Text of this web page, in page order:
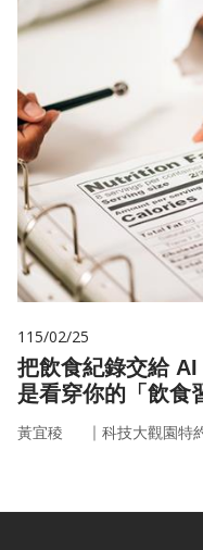
115/02/25
把飲食紀錄交給
是看穿你的「飲食
黃宜稜 ｜ 科技大觀園特